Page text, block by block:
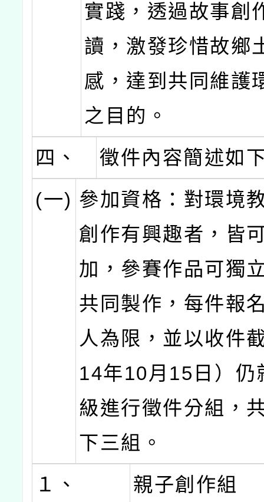
實踐，透過故事創
讀，激發珍惜故鄉
感，達到共同維護
之目的。
四、
徵件內容簡述如
(一) 參加資格：對環境
創作有興趣者，皆
加，參賽作品可獨
共同製作，每件報
人為限，並以收件
14年10月15日）仍
級進行徵件分組，
下三組。
１、
親子創作組